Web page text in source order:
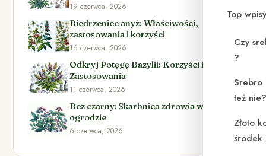
Top
Czy
?
też
Złoto
środek
19 czerwca, 2026
Biedrzeniec anyż: Właściwości,
zastosowania i korzyści
16 czerwca, 2026
Odkryj Potęgę Bazylii: Korzyści i
Zastosowania
11 czerwca, 2026
Bez czarny: Skarbnica zdrowia w Twoim
ogrodzie
6 czerwca, 2026